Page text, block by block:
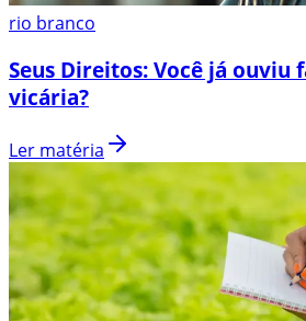
rio branco
Seus Direitos: Você já ouviu
vicária?
Ler matéria